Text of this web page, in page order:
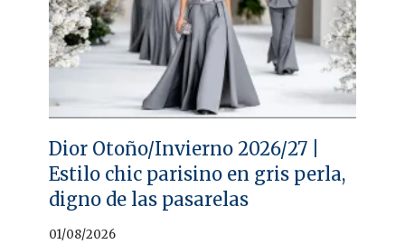
Dior Otoño/Invierno 2026/27 |
Estilo chic parisino en gris perla,
digno de las pasarelas
01/08/2026